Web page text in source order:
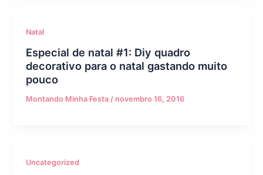
Natal
Especial de natal #1: Diy quadro
decorativo para o natal gastando muito
pouco
Montando Minha Festa / novembro 16, 2016
Uncategorized